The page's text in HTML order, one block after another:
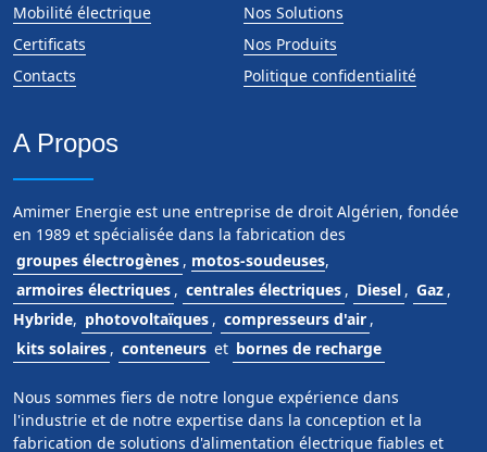
Mobilité électrique
Nos Solutions
Certificats
Nos Produits
Contacts
Politique confidentialité
A Propos
Amimer Energie est une entreprise de droit Algérien, fondée
en 1989 et spécialisée dans la fabrication des
groupes électrogènes , motos-soudeuses,
armoires électriques , centrales électriques , Diesel , Gaz ,
Hybride, photovoltaïques , compresseurs d'air ,
kits solaires , conteneurs et bornes de recharge
Nous sommes fiers de notre longue expérience dans
l'industrie et de notre expertise dans la conception et la
fabrication de solutions d'alimentation électrique fiables et